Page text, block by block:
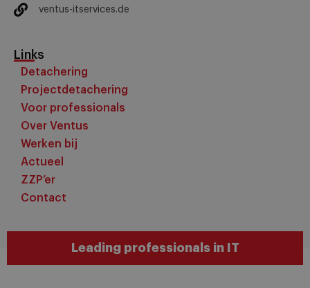
ventus-itservices.de
Links
Detachering
Projectdetachering
Voor professionals
Over Ventus
Werken bij
Actueel
ZZP’er
Contact
Leading professionals in IT